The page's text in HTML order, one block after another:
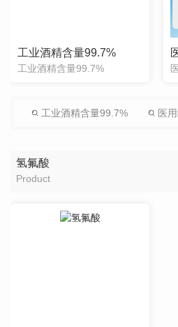
工业酒精含量99.7%
工业酒精含量99.7%
工业酒精含量99.7% 医
氢氟酸
Product